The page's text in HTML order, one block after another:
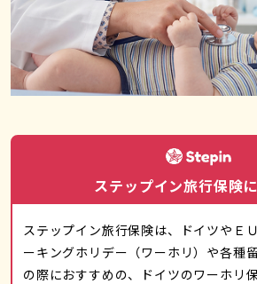
ステップイン旅行保険
ステップイン旅行保険は、ドイツやＥ
ーキングホリデー（ワーホリ）や各種
の際におすすめの、ドイツのワーホリ